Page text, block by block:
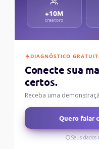
+10M
creators
DIAGNÓSTICO
Conecte sua
certos.
Receba uma
Quero falar
Seus dados